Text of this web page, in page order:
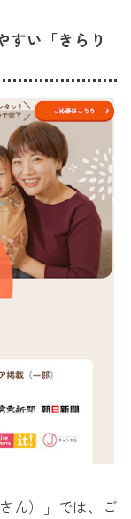
すい「きらり
ん）」では、ご